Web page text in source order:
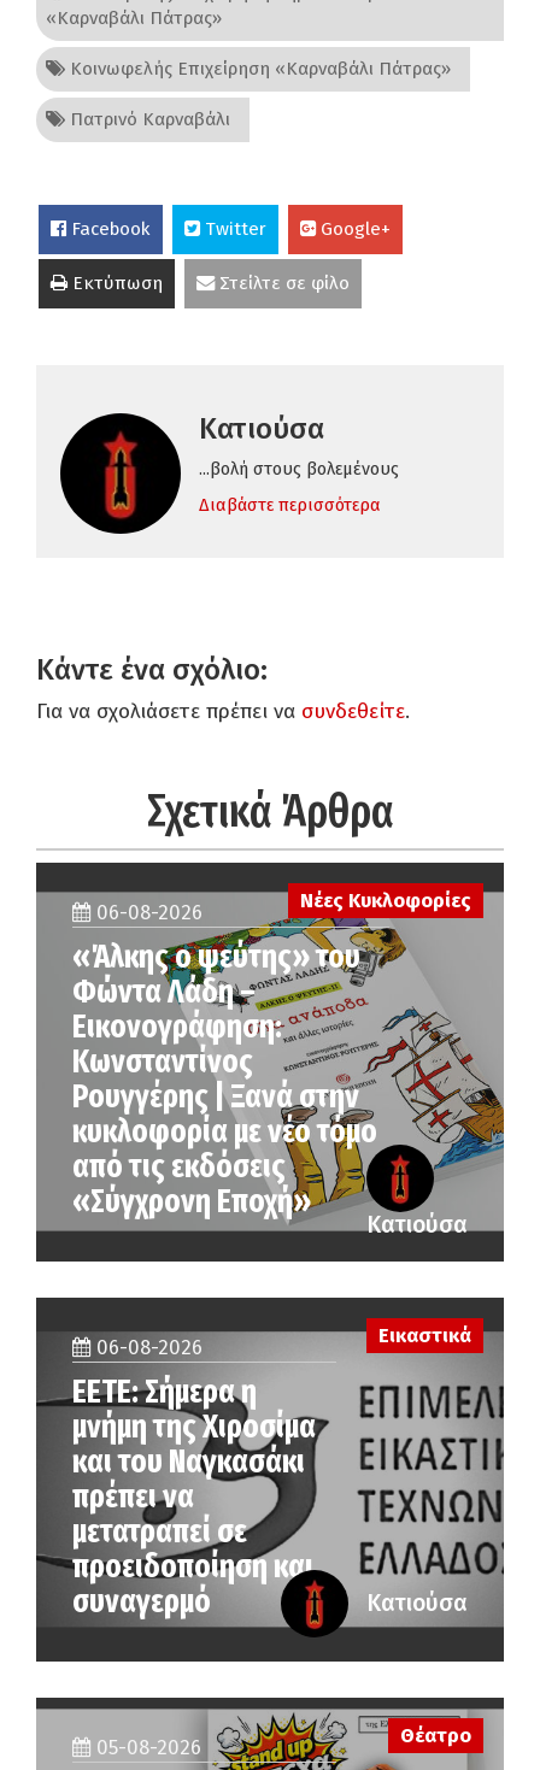
«Καρναβάλι Πάτρας»
Κοινωφελής Επιχείρηση «Καρναβάλι Πάτρας»
Πατρινό Καρναβάλι
Facebook Twitter Google+
Εκτύπωση Στείλτε σε φίλο
Κατιούσα
...βολή στους βολεμένους
Διαβάστε περισσότερα
Κάντε ένα σχόλιο:
Για να σχολιάσετε πρέπει να συνδεθείτε.
Σχετικά Άρθρα
Νέες Κυκλοφορίες
06-08-2026
«Άλκης ο ψεύτης» του
Φώντα Λάδη –
Εικονογράφηση:
Κωνσταντίνος
Ρουγγέρης | Ξανά στην
κυκλοφορία με νέο τόμο
από τις εκδόσεις
«Σύγχρονη Εποχή»
Κατιούσα
06-08-2026
ΕΕΤΕ: Σήμερα η
μνήμη της Χιροσίμα
και του Ναγκασάκι
πρέπει να
μετατραπεί σε
προειδοποίηση και
συναγερμό
Εικαστικά
Κατιούσα
05-08-2026
Θέατρο